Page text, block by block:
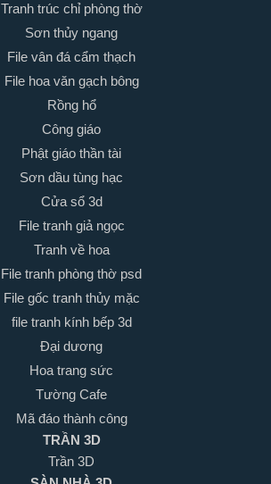
Tranh trúc chỉ phòng thờ
Sơn thủy ngang
File vân đá cẩm thạch
File hoa văn gạch bông
Rồng hổ
Công giáo
Phật giáo thần tài
Sơn dầu tùng hạc
Cửa sổ 3d
File tranh giả ngọc
Tranh về hoa
File tranh phòng thờ psd
File gốc tranh thủy mặc
file tranh kính bếp 3d
Đại dương
Hoa trang sức
Tường Cafe
Mã đáo thành công
TRẦN 3D
Trần 3D